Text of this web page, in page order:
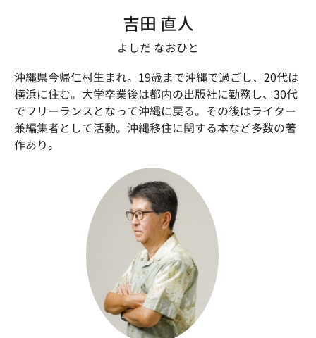
吉田 直人
よしだ なおひと
沖縄県今帰仁村生まれ。19歳まで沖縄で過ごし、20代は
横浜に住む。大学卒業後は都内の出版社に勤務し、30代
でフリーランスとなって沖縄に戻る。その後はライター
兼編集者として活動。沖縄移住に関する本など多数の著
作あり。